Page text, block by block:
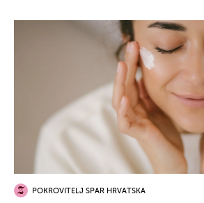
POKROVITELJ SPAR HRVATSKA